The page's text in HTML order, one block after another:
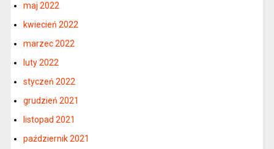
maj 2022
kwiecień 2022
marzec 2022
luty 2022
styczeń 2022
grudzień 2021
listopad 2021
październik 2021